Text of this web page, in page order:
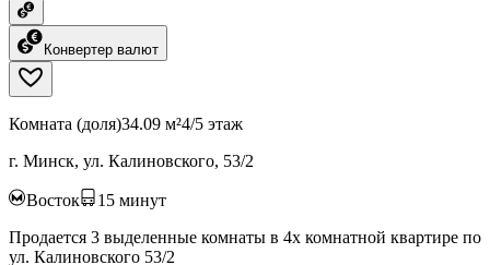
Конвертер валют
Комната (доля)34.09 м²4/5 этаж
г. Минск, ул. Калиновского, 53/2
Восток 15 минут
Продается 3 выделенные комнаты в 4х комнатной квартире по
ул. Калиновского 53/2